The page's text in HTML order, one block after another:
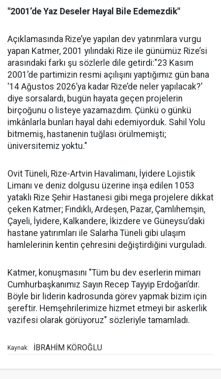
"2001’de Yaz Deseler Hayal Bile Edemezdik"
Açıklamasında Rize’ye yapılan dev yatırımlara vurgu
yapan Katmer, 2001 yılındaki Rize ile günümüz Rize’si
arasındaki farkı şu sözlerle dile getirdi:"23 Kasım
2001’de partimizin resmi açılışını yaptığımız gün bana
'14 Ağustos 2026’ya kadar Rize’de neler yapılacak?'
diye sorsalardı, bugün hayata geçen projelerin
birçoğunu o listeye yazamazdım. Çünkü o günkü
imkânlarla bunları hayal dahi edemiyorduk. Sahil Yolu
bitmemiş, hastanenin tuğlası örülmemişti;
üniversitemiz yoktu."
Ovit Tüneli, Rize-Artvin Havalimanı, İyidere Lojistik
Limanı ve deniz dolgusu üzerine inşa edilen 1053
yataklı Rize Şehir Hastanesi gibi mega projelere dikkat
çeken Katmer; Fındıklı, Ardeşen, Pazar, Çamlıhemşin,
Çayeli, İyidere, Kalkandere, İkizdere ve Güneysu’daki
hastane yatırımları ile Salarha Tüneli gibi ulaşım
hamlelerinin kentin çehresini değiştirdiğini vurguladı.
Katmer, konuşmasını "Tüm bu dev eserlerin mimarı
Cumhurbaşkanımız Sayın Recep Tayyip Erdoğan’dır.
Böyle bir liderin kadrosunda görev yapmak bizim için
şereftir. Hemşehrilerimize hizmet etmeyi bir askerlik
vazifesi olarak görüyoruz" sözleriyle tamamladı.
Kaynak: İBRAHİM KÖROĞLU